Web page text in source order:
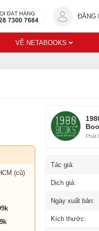
ĐĂNG
VỀ NETABOOKS
(cũ)
Phát
Tác giả:
Dịch giả:
Ngày xuất bản:
Kích thước: